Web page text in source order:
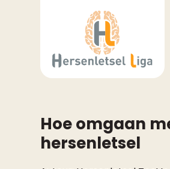
Hoe omgaan
hersenletsel